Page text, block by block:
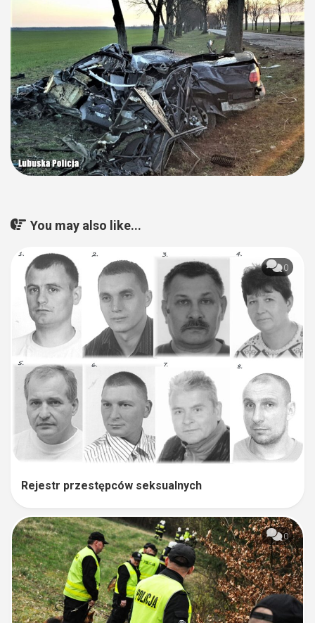
You may also like...
0
Rejestr przestępców seksualnych
0